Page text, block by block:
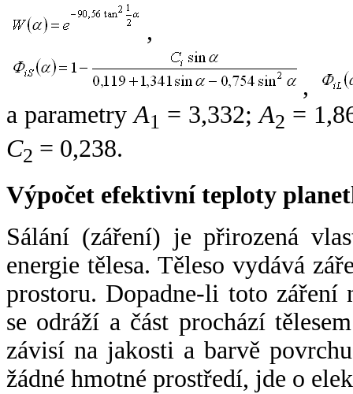
,
,
a parametryA1 = 3,332;A2 =
C2 = 0,238.
Výpočet efektivní teploty
Sálání (záření) je přirozená
energie tělesa. Těleso vydává
prostoru. Dopadne-li toto záření
se odráží a část prochází
závisí na jakosti a barvě
žádné hmotné prostředí, jde o